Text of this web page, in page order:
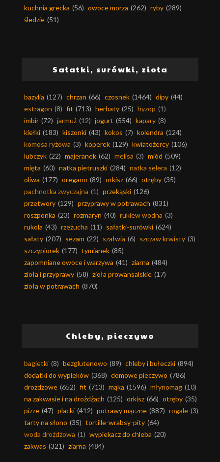
kuchnia grecka (56) owoce morza (262) ryby (289)
śledzie (51)
Sałatki, surówki, zioła
bazylia (127) chrzan (66) czosnek (1464) dipy (44)
estragon (8) fit (713) herbaty (25) hyzop (1)
imbir (72) jarmuż (12) jogurt (554) kapary (8)
kiełki (183) kiszonki (43) kokos (7) kolendra (124)
komosa ryżowa (3) koperek (129) kwiatożercy (106)
lubczyk (22) majeranek (62) melisa (3) miód (509)
mięta (60) natka pietruszki (284) natka selera (12)
oliwa (177) oregano (89) orkisz (66) otręby (35)
pachnotka zwyczajna (1) przekąski (126)
przetwory (129) przyprawy w potrawach (831)
roszponka (23) rozmaryn (40) rukiew wodna (3)
rukola (43) rzeżucha (11) sałatki-surówki (624)
sałaty (207) sezam (22) szałwia (6) szczaw krwisty (3)
szczypiorek (177) tymianek (85)
zapomniane owoce i warzywa (41) ziarna (484)
zioła i przyprawy (58) zioła prowansalskie (17)
zioła w potrawach (870)
Chleby, pieczywo
bagietki (8) bezglutenowo (89) chleby i bułeczki (894)
dodatki do wypieków (368) domowe pieczywo (786)
drożdżowe (652) fit (713) mąka (1596) młynomag (10)
na zakwasie i na drożdżach (125) orkisz (66) otręby (35)
pizze (47) placki (412) potrawy mączne (887) rogale (3)
tarty na słono (35) tortille-wrabsy-pity (64)
woda drożdżowa (1) wypiekacz do chleba (20)
zakwas (321) ziarna (484)